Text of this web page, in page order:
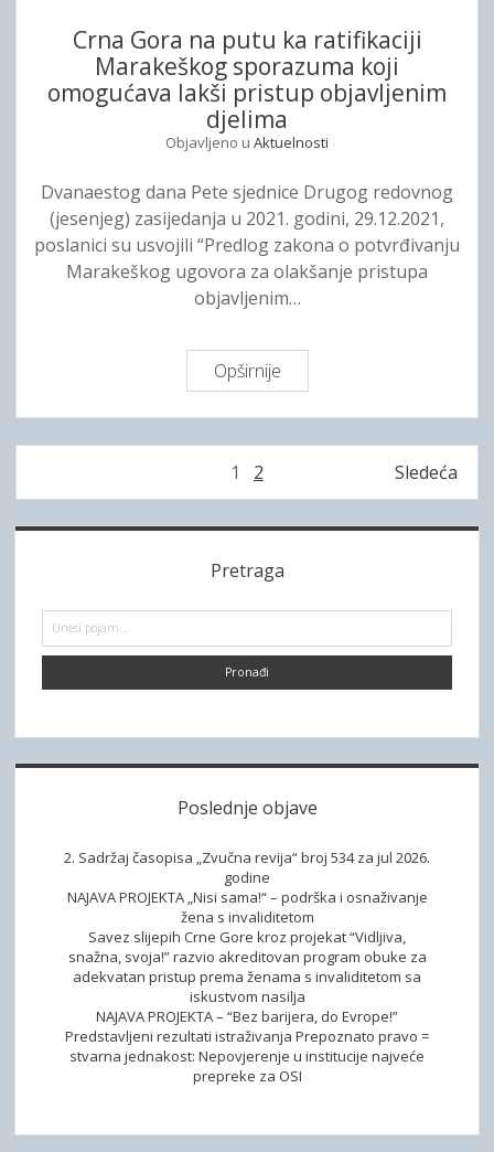
z
E
v
r
p
e
Crna Gora na putu ka ratifikaciji
Marakeškog sporazuma koji
omogućava lakši pristup objavljenim
djelima
Objavljeno u Aktuelnosti
Dvanaestog dana Pete sjednice Drugog redovnog
(jesenjeg) zasijedanja u 2021. godini, 29.12.2021,
poslanici su usvojili “Predlog zakona o potvrđivanju
Marakeškog ugovora za olakšanje pristupa
objavljenim…
Opširnije
r
n
a
o
r
n
a
u
t
k
a
a
t
i
f
i
k
a
c
i
j
i
a
o
s
p
g
a
t
1 2 Sledeća
a
Pretraga
e
g
a
Poslednje objave
2. Sadržaj časopisa „Zvučna revija“ broj 534 za jul 2026.
godine
NAJAVA PROJEKTA „Nisi sama!“ – podrška i osnaživanje
žena s invaliditetom
Savez slijepih Crne Gore kroz projekat “Vidljiva,
snažna, svoja!” razvio akreditovan program obuke za
adekvatan pristup prema ženama s invaliditetom sa
iskustvom nasilja
NAJAVA PROJEKTA – “Bez barijera, do Evrope!”
Predstavljeni rezultati istraživanja Prepoznato pravo =
stvarna jednakost: Nepovjerenje u institucije najveće
prepreke za OSI